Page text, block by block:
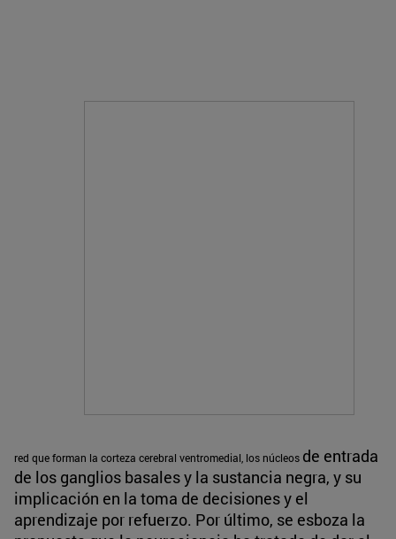
red que forman la corteza cerebral ventromedial, los núcleos de entrada
de los ganglios basales y la sustancia negra, y su
implicación en la toma de decisiones y el
aprendizaje por refuerzo. Por último, se esboza la